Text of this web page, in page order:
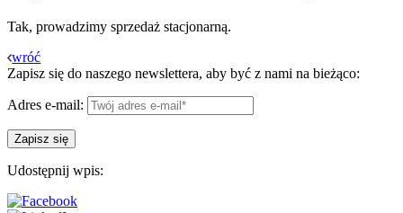
Tak, prowadzimy sprzedaż stacjonarną.
wróć
Zapisz się do naszego newslettera, aby być z nami na bieżąco:
Adres e-mail:
Udostępnij wpis: